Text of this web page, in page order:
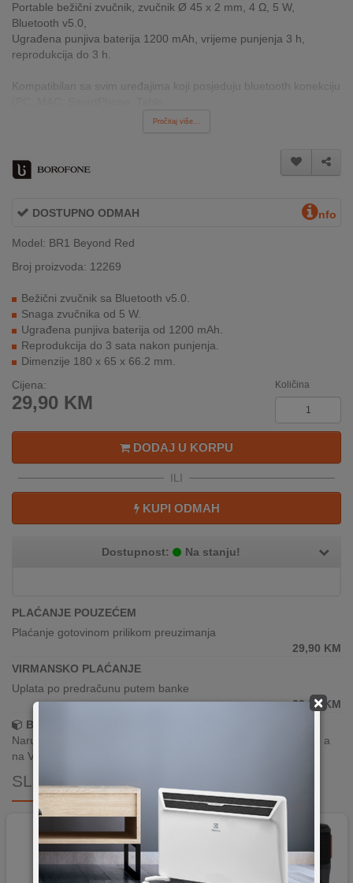
NOVO
U
PONUDI
KONTAKT
SERVIS
NAMA
KATALOZI
KAKO
KUPITI?
KUPOVINA
IZ
DIGITALIS
×
Portable bežični zvučnik, zvučnik Ø 45 x 2 mm, 4 Ω, 5 W,
Bluetooth v5.0,
Ugrađena punjiva baterija 1200 mAh, vrijeme punjenja 3 h,
reprodukcija do 3 h.
Kompatibilan sa svim uređajima koji posjeduju bluetooth konekciju
Pročitaj više...
DOSTUPNO ODMAH nfo
Model: BR1 Beyond Red
Broj proizvoda: 12269
Bežični zvučnik sa Bluetooth v5.0.
Snaga zvučnika od 5 W.
Ugrađena punjiva baterija od 1200 mAh.
Reprodukcija do 3 sata nakon punjenja.
Dimenzije 180 x 65 x 66.2 mm.
Cijena:
29,90 KM
Količina
DODAJ U KORPU
ILI
KUPI ODMAH
Dostupnost: Na stanju!
PLAĆANJE POUZEĆEM
Plaćanje gotovinom prilikom preuzimanja
29,90 KM
VIRMANSKO PLAĆANJE
Uplata po predračunu putem banke
29,90KM
Brza dostava!
Narudžbe zaprimljene radnim danima do 13h šaljemo isti dan, a
na Vašoj adresi paket je već za 24–48h.
SLIČNI PROIZVODI